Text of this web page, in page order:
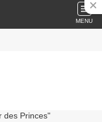
MENU